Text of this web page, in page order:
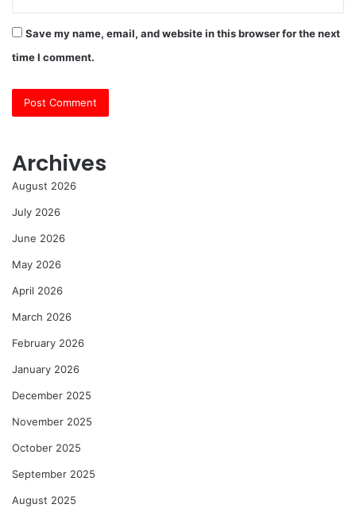
Save my name, email, and website in this browser for the next
time I comment.
Archives
August 2026
July 2026
June 2026
May 2026
April 2026
March 2026
February 2026
January 2026
December 2025
November 2025
October 2025
September 2025
August 2025